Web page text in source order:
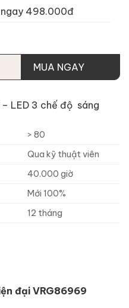
498.000đ
MUA NGAY
LED 3 chế độ sáng
> 80
Qua kỹ thuật viên
40.000 giờ
Mới 100%
12 tháng
đại VRG86969